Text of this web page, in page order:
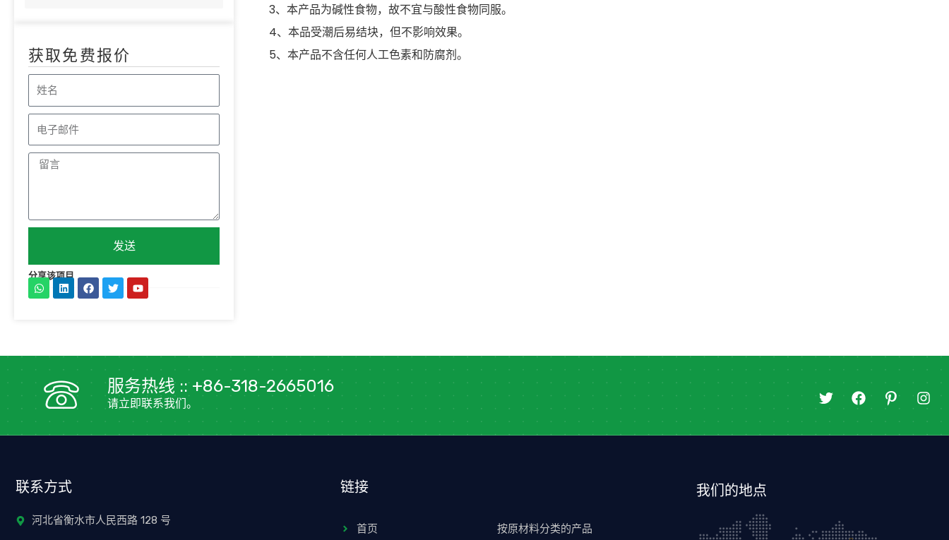
获取免费报价
姓
名
电
子
发送
分享该项目
W
h
p
L
i
i
n
在
F
o
o
上
推
特
Y
o
e
3、本产品为碱性食物，故不宜与酸性食物同服。
4、本品受潮后易结块，但不影响效果。
5、本产品不含任何人工色素和防腐剂。
服务热线 :: +86-318-2665016
请立即联系我们。 推
特
在
F
a
c
图
标
p
I
n
s
t
联系方式
河北省衡水市人民西路 128 号
链接
首页 按原材料分类的产品
我们的地点